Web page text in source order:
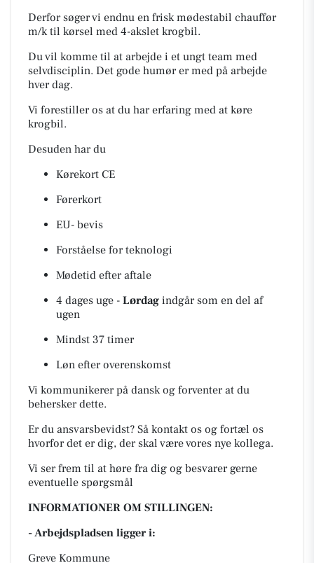
Derfor søger vi endnu en frisk mødestabil chauffør
m/k til kørsel med 4-akslet krogbil.
Du vil komme til at arbejde i et ungt team med
selvdisciplin. Det gode humør er med på arbejde
hver dag.
Vi forestiller os at du har erfaring med at køre
krogbil.
Desuden har du
Kørekort CE
Førerkort
EU- bevis
Forståelse for teknologi
Mødetid efter aftale
4 dages uge - Lørdag indgår som en del af
ugen
Mindst 37 timer
Løn efter overenskomst
Vi kommunikerer på dansk og forventer at du
behersker dette.
Er du ansvarsbevidst? Så kontakt os og fortæl os
hvorfor det er dig, der skal være vores nye kollega.
Vi ser frem til at høre fra dig og besvarer gerne
eventuelle spørgsmål
INFORMATIONER OM STILLINGEN:
- Arbejdspladsen ligger i:
Greve Kommune